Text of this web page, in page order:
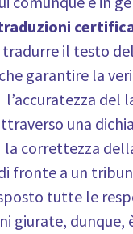
tradurre il testo
garantire la
l’accuratezza del
una
la correttezza
fronte a un
tutte le
giurate, dunque,